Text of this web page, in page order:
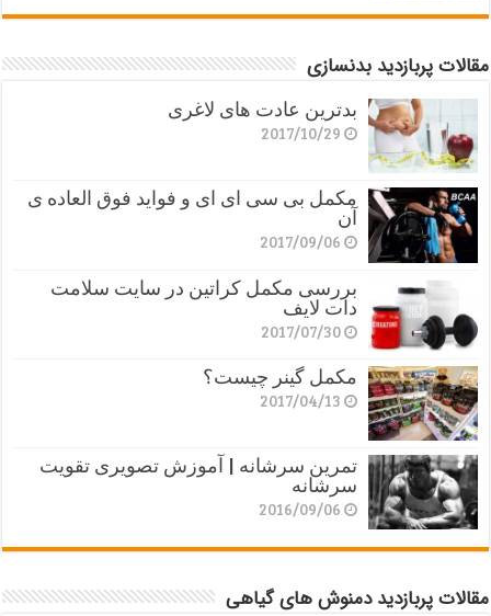
مقالات پربازدید بدنسازی
بدترین عادت های لاغری
2017/10/29
مکمل بی سی ای ای و فواید فوق العاده ی
آن
2017/09/06
بررسی مکمل کراتین در سایت سلامت
دات لایف
2017/07/30
مکمل گینر چیست؟
2017/04/13
تمرین سرشانه | آموزش تصویری تقویت
سرشانه
2016/09/06
مقالات پربازدید دمنوش های گیاهی